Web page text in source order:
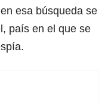
esa búsqueda se
país en el que se